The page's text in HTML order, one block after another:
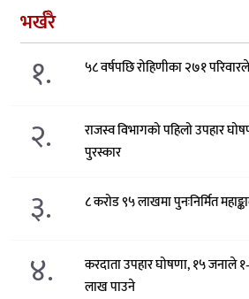
भर्खरै
१. ५८ वर्षपछि रोहिणीका २७१
२.
राजस्व विभागको पहिलो उपहार
पुरस्कार
३. ८ करोड ९५ लाखमा पुनःनिर्मित
४.
करदाता उपहार घोषणा, १५
लाख पाउने